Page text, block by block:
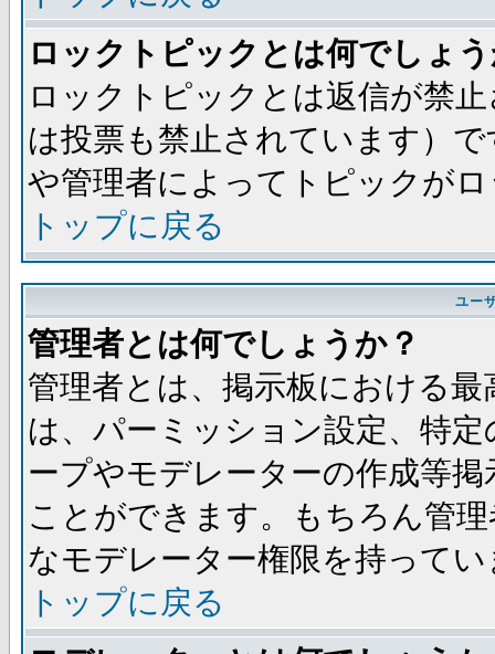
ロックトピックとは何でしょ
ロックトピックとは返信が禁
は投票も禁止されています）
や管理者によってトピックが
トップに戻る
ユー
管理者とは何でしょうか？
管理者とは、掲示板における
は、パーミッション設定、特
ープやモデレーターの作成等
ことができます。もちろん管
なモデレーター権限を持ってい
トップに戻る